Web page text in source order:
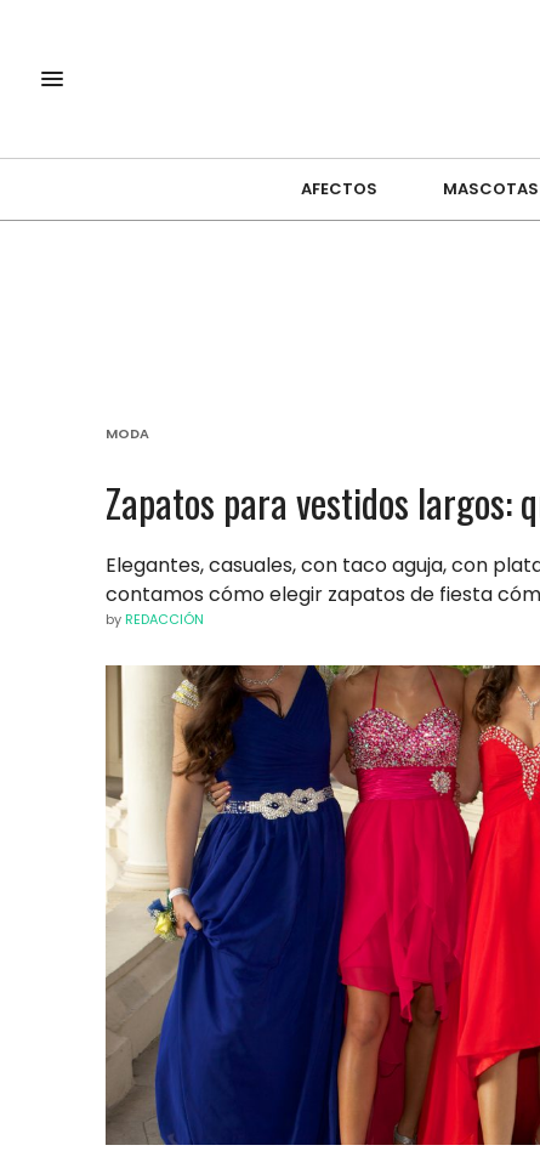
AFECTOS MASCOTAS
MODA
Zapatos para vestidos largos:
Elegantes, casuales, con taco aguja, con
contamos cómo elegir zapatos de fiesta
by REDACCIÓN